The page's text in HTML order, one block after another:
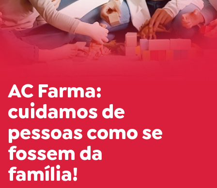
AC Farma:
cuidamos de
pessoas como se
fossem da
família!